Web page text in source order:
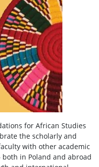
for African Studies
the scholarly and
with other academic
in Poland and abroad